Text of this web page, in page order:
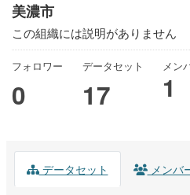
美濃市
この組織には説明がありません
フォロワー
0
データセット
17
メン
1
データセット メンバ